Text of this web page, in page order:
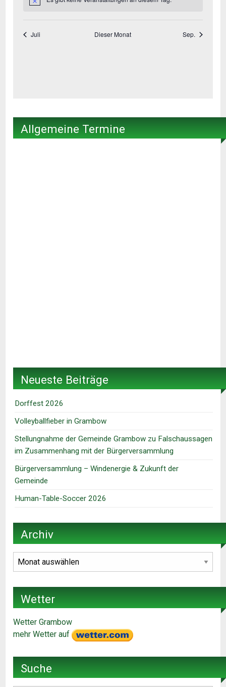
Allgemeine Termine
Neueste Beiträge
Dorffest 2026
Volleyballfieber in Grambow
Stellungnahme der Gemeinde Grambow zu Falschaussagen
im Zusammenhang mit der Bürgerversammlung
Bürgerversammlung – Windenergie & Zukunft der
Gemeinde
Human-Table-Soccer 2026
Archiv
Archiv
Wetter
Wetter Grambow
mehr Wetter auf
Suche